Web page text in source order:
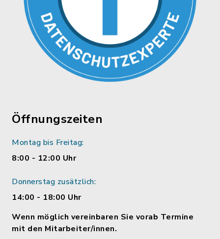
Öffnungszeiten
Montag bis Freitag:
8:00 - 12:00 Uhr
Donnerstag zusätzlich:
14:00 - 18:00 Uhr
Wenn möglich vereinbaren Sie vorab Termine
mit den Mitarbeiter/innen.